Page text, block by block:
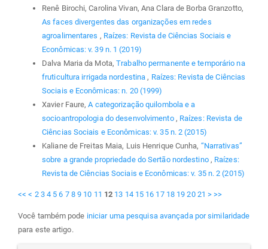
Renê Birochi, Carolina Vivan, Ana Clara de Borba Granzotto,
As faces divergentes das organizações em redes
agroalimentares , Raízes: Revista de Ciências Sociais e
Econômicas: v. 39 n. 1 (2019)
Dalva Maria da Mota,Trabalho permanente e temporário na
fruticultura irrigada nordestina, Raízes: Revista de Ciências
Sociais e Econômicas: n. 20 (1999)
Xavier Faure,A categorização quilombola e a
socioantropologia do desenvolvimento , Raízes: Revista de
Ciências Sociais e Econômicas: v. 35 n. 2 (2015)
Kaliane de Freitas Maia, Luis Henrique Cunha, “Narrativas”
sobre a grande propriedade do Sertão nordestino , Raízes:
Revista de Ciências Sociais e Econômicas: v. 35 n. 2 (2015)
<< < 2 3 4 5 6 7 8 9 10 11 12 13 14 15 16 17 18 19 20 21 > >>
Você também pode iniciar uma pesquisa avançada por similaridade
para este artigo.